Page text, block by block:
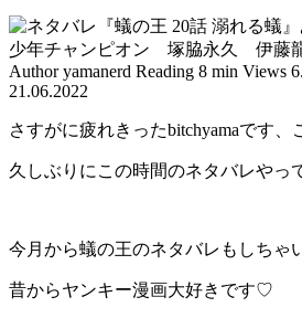
Author yamanerd Reading 8 min Views
21.06.2022
さすがに疲れきったbitchyamaです、
久しぶりにこの時間のネタバレやっ
今月から蟻の王のネタバレもしちゃ
昔からヤンキー漫画大好きです♡